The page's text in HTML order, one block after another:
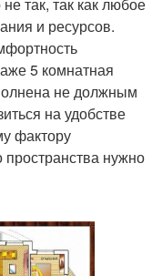
и ресурсов.
5 комнатная
не должным
на удобстве
фактору
пространства нужно